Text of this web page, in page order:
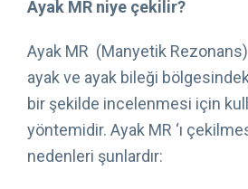
Ayak MR niye çekilir?
Ayak MR (Manyetik
ayak ve ayak bileği
bir şekilde incelenmesi için
yöntemidir. Ayak MR ‘ı
nedenleri şunlardır: